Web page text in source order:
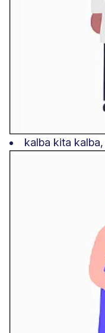
kalba kita kalba,